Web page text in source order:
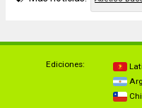
Ediciones: